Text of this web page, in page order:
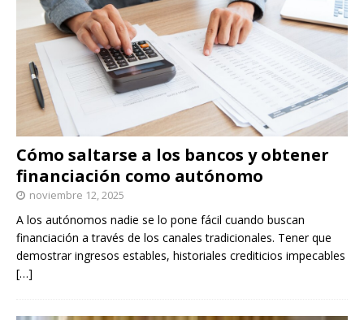
Cómo saltarse a los bancos y obtener
financiación como autónomo
noviembre 12, 2025
A los autónomos nadie se lo pone fácil cuando buscan
financiación a través de los canales tradicionales. Tener que
demostrar ingresos estables, historiales crediticios impecables
[…]